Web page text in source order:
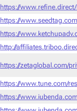
https://
https://
https://
http://
https://zetaglobal.com/
https://www.tune.com/
https://